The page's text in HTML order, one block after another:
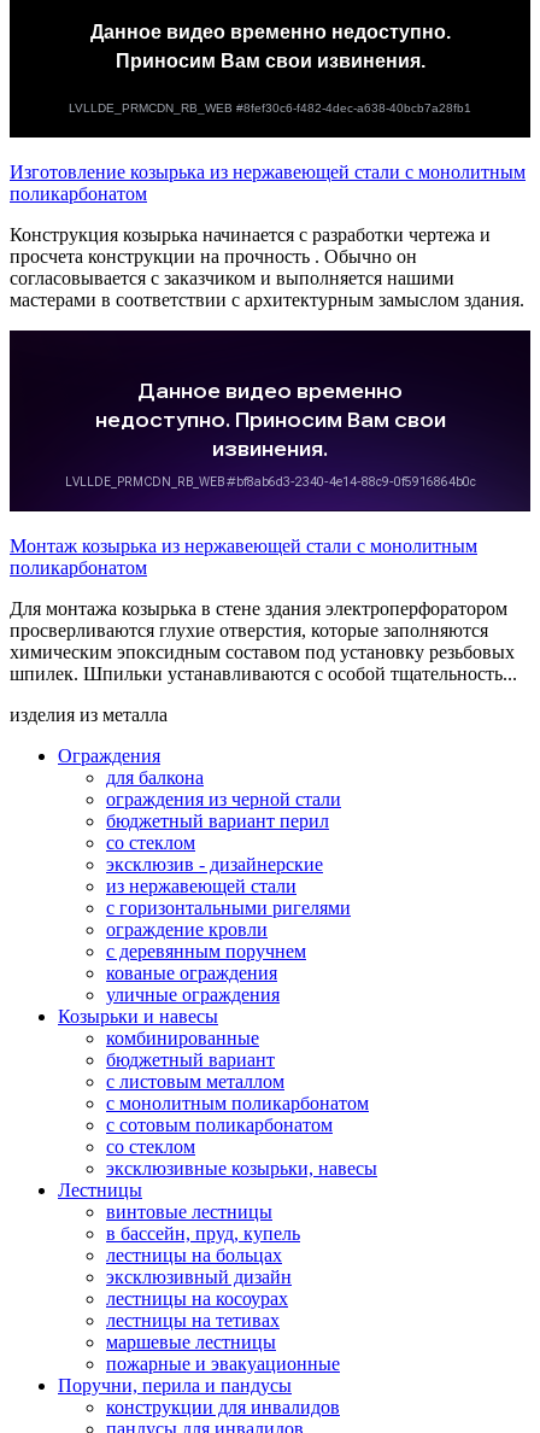
Изготовление козырька из нержавеющей стали с монолитным
поликарбонатом
Конструкция козырька начинается с разработки чертежа и
просчета конструкции на прочность . Обычно он
согласовывается с заказчиком и выполняется нашими
мастерами в соответствии с архитектурным замыслом здания.
Монтаж козырька из нержавеющей стали с монолитным
поликарбонатом
Для монтажа козырька в стене здания электроперфоратором
просверливаются глухие отверстия, которые заполняются
химическим эпоксидным составом под установку резьбовых
шпилек. Шпильки устанавливаются с особой тщательность...
изделия из металла
Ограждения
для балкона
ограждения из черной стали
бюджетный вариант перил
со стеклом
эксклюзив - дизайнерские
из нержавеющей стали
с горизонтальными ригелями
ограждение кровли
с деревянным поручнем
кованые ограждения
уличные ограждения
Козырьки и навесы
комбинированные
бюджетный вариант
с листовым металлом
с монолитным поликарбонатом
с сотовым поликарбонатом
со стеклом
эксклюзивные козырьки, навесы
Лестницы
винтовые лестницы
в бассейн, пруд, купель
лестницы на больцах
эксклюзивный дизайн
лестницы на косоурах
лестницы на тетивах
маршевые лестницы
пожарные и эвакуационные
Поручни, перила и пандусы
конструкции для инвалидов
пандусы для инвалидов